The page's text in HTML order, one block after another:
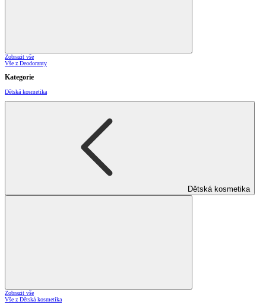
Zobrazit vše
Vše z Deodoranty
Kategorie
Dětská kosmetika
Dětská kosmetika
Zobrazit vše
Vše z Dětská kosmetika